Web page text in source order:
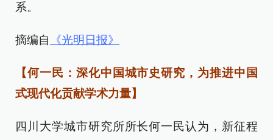
系。
摘编自 《光明日报》
【何一民：深化中国城市史研究，为推进中国
式现代化贡献学术力量】
四川大学城市研究所所长何一民认为，新征程